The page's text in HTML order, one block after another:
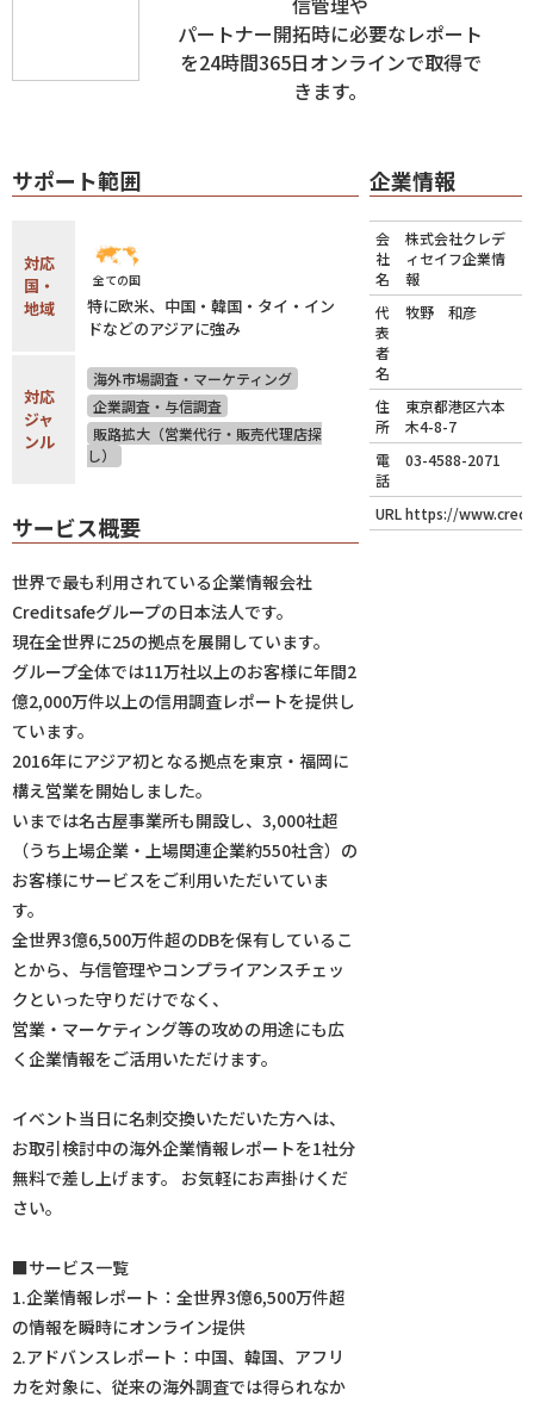
パートナー開拓時に必要なレポート
を24時間365日オンラインで取得で
きます。
サポート範囲
対応
国・
地域
全ての国
特に欧米、中国・韓国・タイ・イン
ドなどのアジアに強み
対応
ジャ
ンル
海外市場調査・マーケティング
企業調査・与信調査
販路拡大（営業代行・販売代理店探
し）
サービス概要
世界で最も利用されている企業情報会社
Creditsafeグループの日本法人です。
現在全世界に25の拠点を展開しています。
グループ全体では11万社以上のお客様に年間2
億2,000万件以上の信用調査レポートを提供し
ています。
2016年にアジア初となる拠点を東京・福岡に
構え営業を開始しました。
いまでは名古屋事業所も開設し、3,000社超
（うち上場企業・上場関連企業約550社含）の
お客様にサービスをご利用いただいていま
す。
全世界3億6,500万件超のDBを保有しているこ
とから、与信管理やコンプライアンスチェッ
クといった守りだけでなく、
営業・マーケティング等の攻めの用途にも広
く企業情報をご活用いただけます。
イベント当日に名刺交換いただいた方へは、
お取引検討中の海外企業情報レポートを1社分
無料で差し上げます。 お気軽にお声掛けくだ
さい。
■サービス一覧
1.企業情報レポート：全世界3億6,500万件超
の情報を瞬時にオンライン提供
2.アドバンスレポート：中国、韓国、アフリ
カを対象に、従来の海外調査では得られなか
企業情報
会
社
名
株式会社クレデ
ィセイフ企業情
報
代
表
者
名
牧野 和彦
住
所
東京都港区六本
木4-8-7
電
話
03-4588-2071
URL https://